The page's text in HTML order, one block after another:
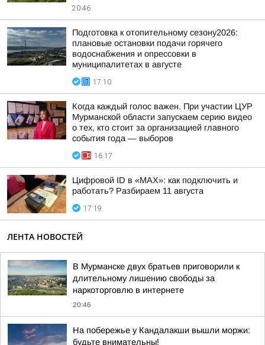
20:46
Подготовка к отопительному сезону2026:
плановые остановки подачи горячего
водоснабжения и опрессовки в
муниципалитетах в августе
17:10
Когда каждый голос важен. При участии ЦУР
Мурманской области запускаем серию видео
о тех, кто стоит за организацией главного
события года — выборов
16:17
Цифровой ID в «MAX»: как подключить и
работать? Разбираем 11 августа
17:19
ЛЕНТА НОВОСТЕЙ
В Мурманске двух братьев приговорили к
длительному лишению свободы за
наркоторговлю в интернете
20:46
На побережье у Кандалакши вышли моржи:
будьте внимательны!